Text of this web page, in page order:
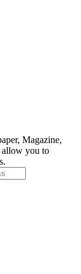
Magazine,
allow you to